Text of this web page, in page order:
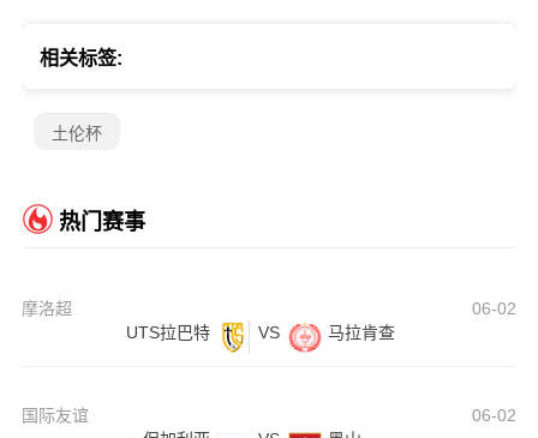
相关标签:
土伦杯
热门赛事
摩洛超
06-02
UTS拉巴特
VS 马拉肯查
国际友谊
06-02